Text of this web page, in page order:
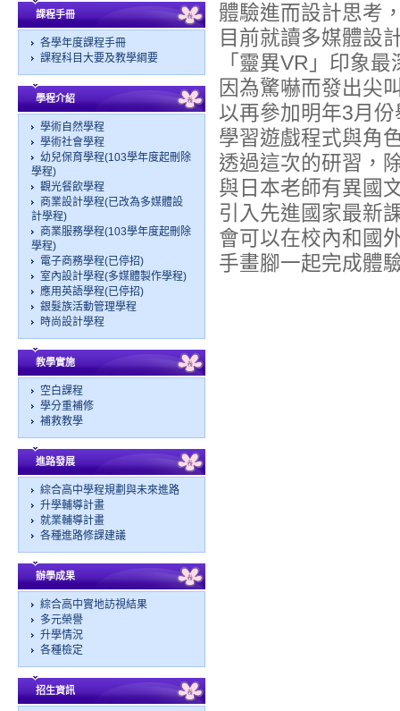
課程手冊
各學年度課程手冊
課程科目大要及教學綱要
學程介紹
學術自然學程
學術社會學程
幼兒保育學程(103學年度起刪除
學程)
觀光餐飲學程
商業設計學程(已改為多媒體設
計學程)
商業服務學程(103學年度起刪除
學程)
電子商務學程(已停招)
室內設計學程(多媒體製作學程)
應用英語學程(已停招)
銀髮族活動管理學程
時尚設計學程
教學實施
空白課程
學分重補修
補救教學
進路發展
綜合高中學程規劃與未來進路
升學輔導計畫
就業輔導計畫
各種進路修課建議
辦學成果
綜合高中實地訪視結果
多元榮譽
升學情況
各種檢定
招生資訊
體驗進而設計思考
目前就讀多媒體設
「靈異VR」印象
因為驚嚇而發出尖
以再參加明年3月
學習遊戲程式與角
透過這次的研習，
與日本老師有異國
引入先進國家最新
會可以在校內和國
手畫腳一起完成體